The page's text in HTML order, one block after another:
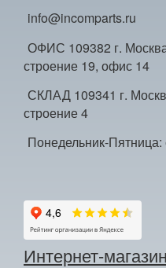
info@incomparts.ru
ОФИС 109382 г.
строение 19, офис 14
СКЛАД 109341 г.
строение 4
Понедельник-Пятница:
Интернет-магазин